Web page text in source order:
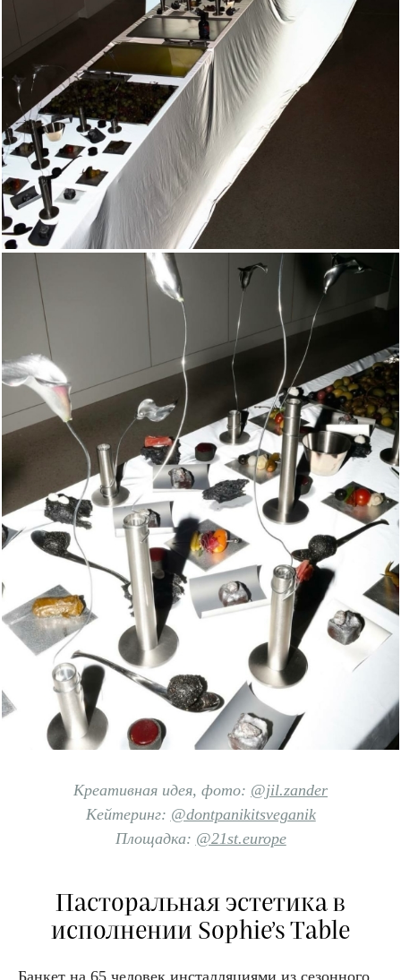
Креативная идея, фото: @jil.zander
Кейтеринг: @dontpanikitsveganik
Площадка: @21st.europe
Пасторальная эстетика в
исполнении Sophie’s Table
Банкет на 65 человек инсталляциями из сезонного